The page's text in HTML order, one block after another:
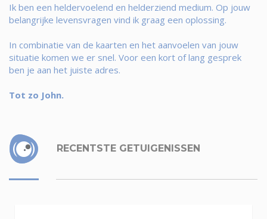
Ik ben een heldervoelend en helderziend medium. Op jouw
belangrijke levensvragen vind ik graag een oplossing.
In combinatie van de kaarten en het aanvoelen van jouw
situatie komen we er snel. Voor een kort of lang gesprek
ben je aan het juiste adres.
Tot zo John.
RECENTSTE GETUIGENISSEN